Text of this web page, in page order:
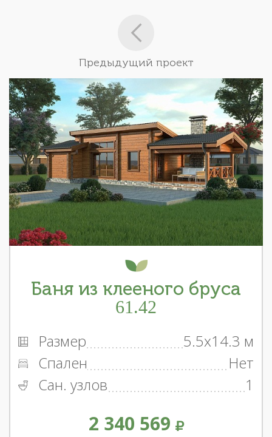
Предыдущий проект
Баня из клееного бруса
61.42
Размер
5.5x14.3 м
Спален
Нет
Сан. узлов
1
2 340 569